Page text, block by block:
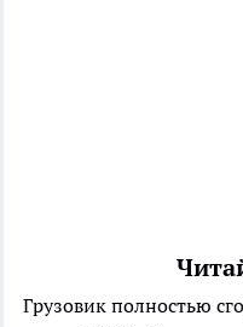
Грузовик полностью